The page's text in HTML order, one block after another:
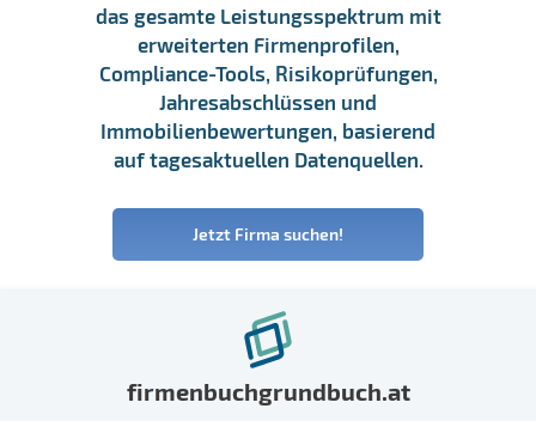
das gesamte Leistungsspektrum mit
erweiterten Firmenprofilen,
Compliance-Tools, Risikoprüfungen,
Jahresabschlüssen und
Immobilienbewertungen, basierend
auf tagesaktuellen Datenquellen.
Jetzt Firma suchen!
firmenbuchgrundbuch.at